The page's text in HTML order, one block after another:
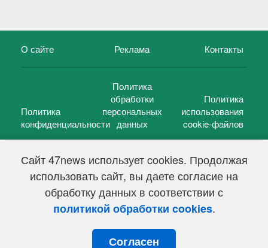
Сайт 47news использует cookies. Продолжая
использовать сайт, вы даете согласие на
обработку данных в соответствии с
политикой обработки cookies.
Согласен
О сайте Реклама Контакты
Политика
конфиденциальности
Политика
обработки
персональных
данных
Политика
использования
cookie-файлов
47 новостей (47 news)2005 — 2026 г.
Свидетельство о регистрации СМИ Эл № ФС 77-39848, выдано
Федеральной службой по надзору в сфере связи,
информационных технологий и массовых коммуникаций